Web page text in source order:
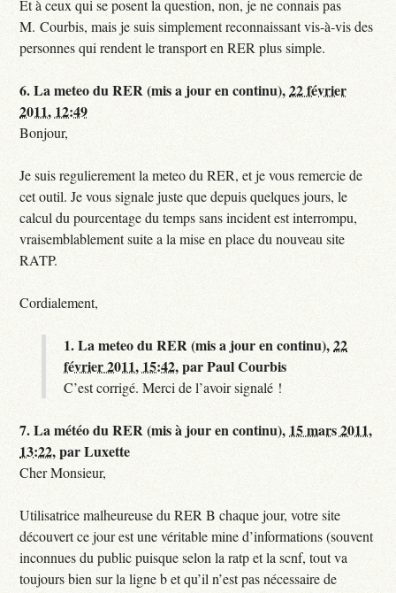
Et à ceux qui se posent la question, non, je ne connais pas
M. Courbis, mais je suis simplement reconnaissant vis-à-vis des
personnes qui rendent le transport en RER plus simple.
6.La meteo du RER (mis a jour en continu),22 février
2011, 12:49
Bonjour,
Je suis regulierement la meteo du RER, et je vous remercie de
cet outil. Je vous signale juste que depuis quelques jours, le
calcul du pourcentage du temps sans incident est interrompu,
vraisemblablement suite a la mise en place du nouveau site
RATP.
Cordialement,
1.La meteo du RER (mis a jour en continu),22
février 2011, 15:42,parPaul Courbis
C’est corrigé. Merci de l’avoir signalé !
7.La météo du RER (mis à jour en continu), 15 mars 2011,
13:22,parLuxette
Cher Monsieur,
Utilisatrice malheureuse du RER B chaque jour, votre site
découvert ce jour est une véritable mine d’informations (souvent
inconnues du public puisque selon la ratp et la scnf, tout va
toujours bien sur la ligne b et qu’il n’est pas nécessaire de